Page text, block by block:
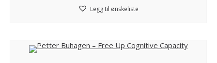
Legg til ønskeliste